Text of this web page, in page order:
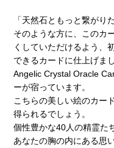
「天然石ともっと繋がり
そのような方に、このカ
くしていただけるよう、
できるカードに仕上げまし
Angelic Crystal Oracle
ーが宿っています。
こちらの美しい絵のカー
得られるでしょう。
個性豊かな40人の精霊た
あなたの胸の内にある思